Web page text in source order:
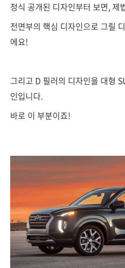
정식 공개된 디자인부터 보면, 제
전면부의 핵심 디자인으로 그릴
에요!
그리고 D 필러의 디자인을 대형
인입니다.
바로 이 부분이죠!